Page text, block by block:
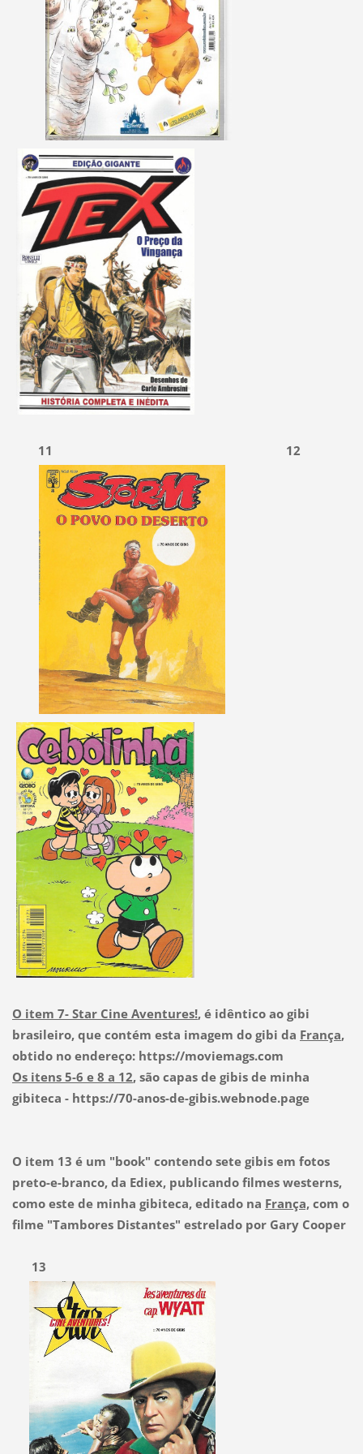
11 12
O item 7- Star Cine Aventures!, é idêntico ao gibi
brasileiro, que contém esta imagem do gibi da França,
obtido no endereço: https://moviemags.com
Os itens 5-6 e 8 a 12, são capas de gibis de minha
gibiteca - https://70-anos-de-gibis.webnode.page
O item 13 é um "book" contendo sete gibis em fotos
preto-e-branco, da Ediex, publicando filmes westerns,
como este de minha gibiteca, editado na França,com o
filme "Tambores Distantes" estrelado por Gary Cooper
13